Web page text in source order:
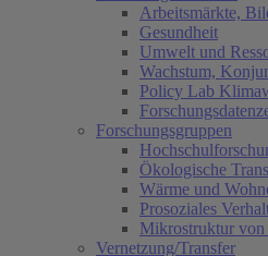
Arbeitsmärkte,
Gesundheit
Umwelt und
Wachstum,
Policy Lab
Forschungsgruppen
Ökologische
Wärme und
Prosoziales
Mikrostruktur von
Vernetzung/Transfer